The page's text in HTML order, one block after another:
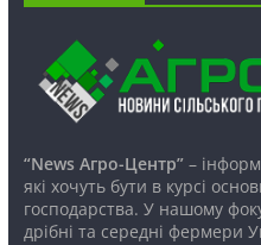
“News Агро-Центр”–
які хочуть бути в курсі
господарства. У нашому
дрібні та середні фермери